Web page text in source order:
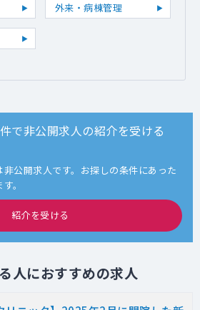
外来・病棟管理
で非公開求人の紹介を受ける
公開求人です。お探しの条件にあった
。
紹介を受ける
人におすすめの求人